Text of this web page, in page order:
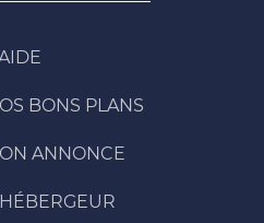
BONS PLANS
ANNONCE